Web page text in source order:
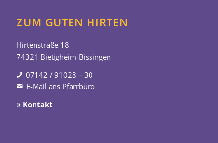
ZUM GUTEN HIRTEN
Hirtenstraße 18
74321 Bietigheim-Bissingen
07142 / 91028 – 30
E-Mail ans Pfarrbüro
» Kontakt